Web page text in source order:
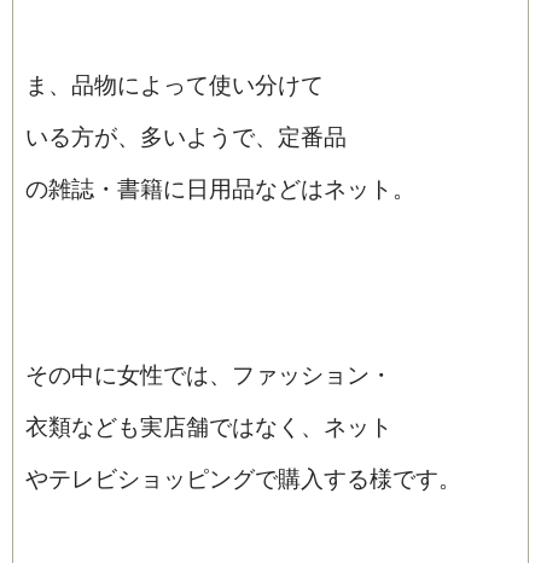
ま、品物によって使い分けて
いる方が、多いようで、定番品
の雑誌・書籍に日用品などはネット。
その中に女性では、ファッション・
衣類なども実店舗ではなく、ネット
やテレビショッピングで購入する様です。